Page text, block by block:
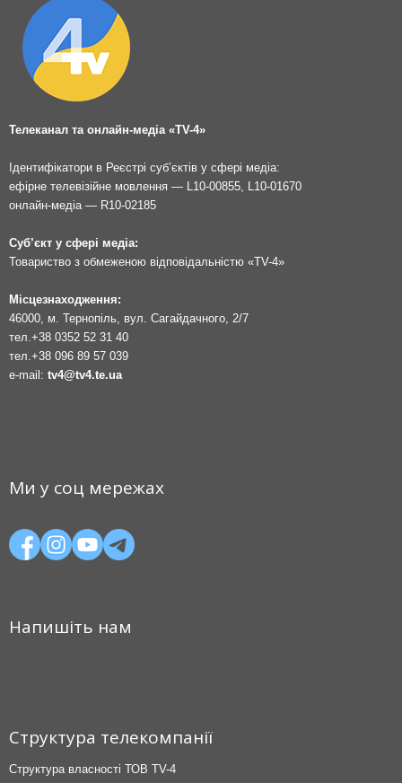
Телеканал та онлайн-медіа «TV-4»
Ідентифікатори в Реєстрі суб’єктів у сфері медіа:
ефірне телевізійне мовлення — L10-00855, L10-01670
онлайн-медіа — R10-02185
Суб’єкт у сфері медіа:
Товариство з обмеженою відповідальністю «TV-4»
Місцезнаходження:
46000, м. Тернопіль, вул. Сагайдачного, 2/7
тел.+38 0352 52 31 40
тел.+38 096 89 57 039
e-mail: tv4@tv4.te.ua
Ми у соц мережах
Напишіть нам
Структура телекомпанії
Структура власності ТОВ TV-4